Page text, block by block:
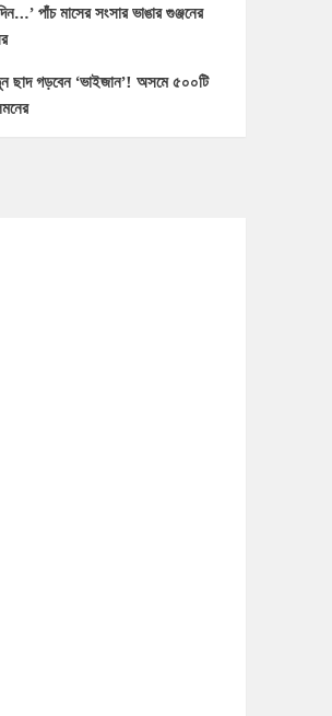
পাঁচ মাসের সংসার ভাঙার গুঞ্জনের
ছাদ গড়বেন ‘ভাইজান’! অসমে ৫০০টি